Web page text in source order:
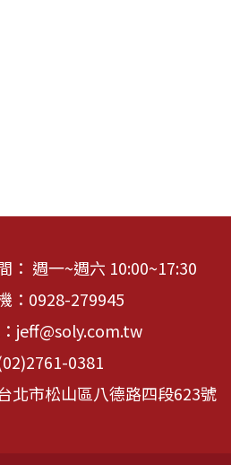
： 週一~週六 10:00~17:30
： 0928-279945
jeff@soly.com.tw
0381
北市松山區八德路四段623號